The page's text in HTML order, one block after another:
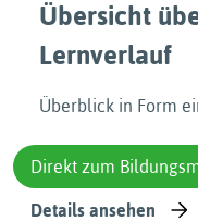
Übersicht
Lernverlauf
Überblick in Form
Direkt zum
Details ansehen